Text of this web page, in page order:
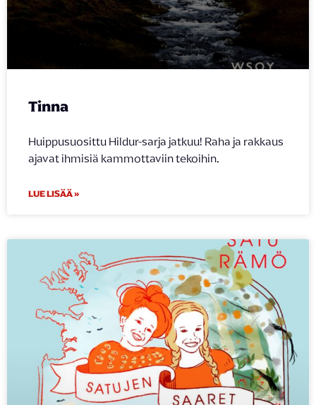
Tinna
Huippusuosittu Hildur-sarja jatkuu! Raha ja rakkaus
ajavat ihmisiä kammottaviin tekoihin.
LUE LISÄÄ »